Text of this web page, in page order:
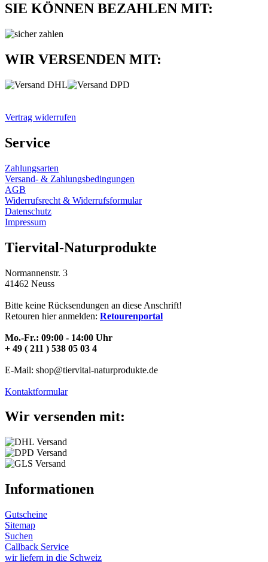
SIE KÖNNEN BEZAHLEN MIT:
WIR VERSENDEN MIT:
Vertrag widerrufen
Service
Zahlungsarten
Versand- & Zahlungsbedingungen
AGB
Widerrufsrecht & Widerrufsformular
Datenschutz
Impressum
Tiervital-Naturprodukte
Normannenstr. 3
41462 Neuss
Bitte keine Rücksendungen an diese Anschrift!
Retouren hier anmelden: Retourenportal
Mo.-Fr.: 09:00 - 14:00 Uhr
+ 49 ( 211 ) 538 05 03 4
E-Mail: shop@tiervital-naturprodukte.de
Kontaktformular
Wir versenden mit:
Informationen
Gutscheine
Sitemap
Suchen
Callback Service
wir liefern in die Schweiz